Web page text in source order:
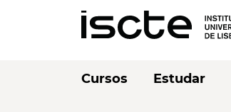
Cursos Estudar